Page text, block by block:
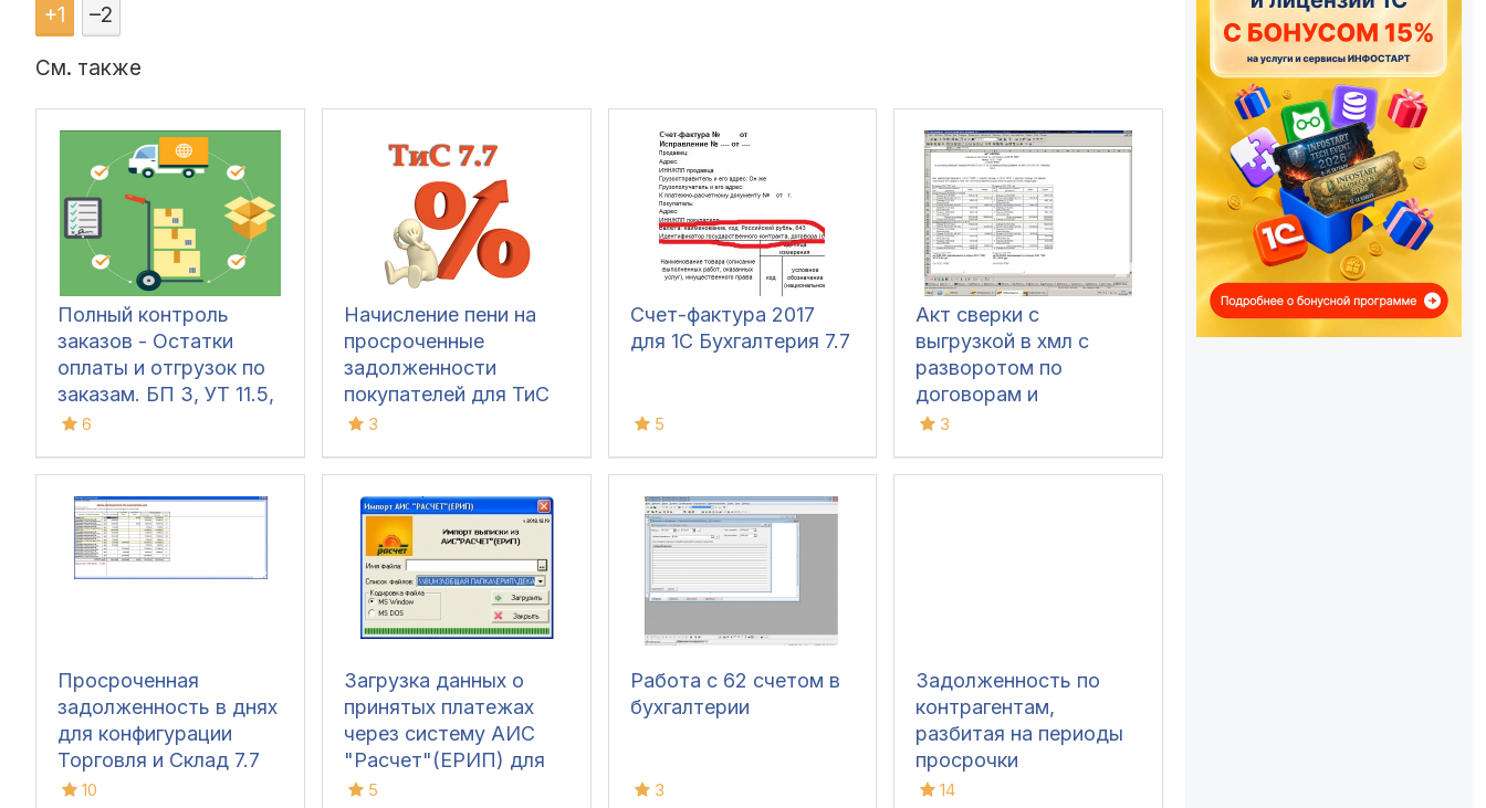
+1 –2
См. также
Полный контроль
заказов - Остатки
оплаты и отгрузок по
заказам. БП 3, УТ 11.5,
УТ 11.4, УТ 10.3, ERP
УНФ 3-1.6, Розница 3,
1с 7.7
6
Начисление пени на
просроченные
задолженности
покупателей для ТиС
7.73
Счет-фактура 2017
для 1С Бухгалтерия 7.7
5
Акт сверки с
выгрузкой в хмл с
разворотом по
договорам и
множественным
контрагентам
3
Просроченная
задолженность в днях
для конфигурации
Торговля и Склад 7.7
10
Загрузка данных о
принятых платежах
через систему АИС
"Расчет"(ЕРИП) для
Беларуси
5
Работа с 62 счетом в
бухгалтерии
3
Задолженность по
контрагентам,
разбитая на периоды
просрочки
14